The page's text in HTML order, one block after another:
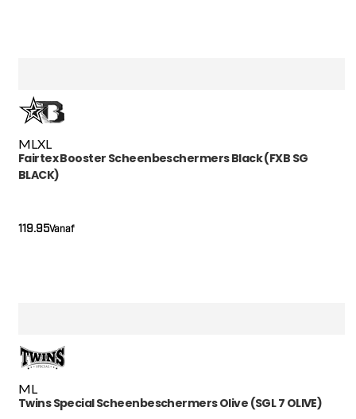
MLXL
Fairtex Booster Scheenbeschermers Black (FXB SG
BLACK)
Vanaf
119.95
ML
Twins Special Scheenbeschermers Olive (SGL 7 OLIVE)